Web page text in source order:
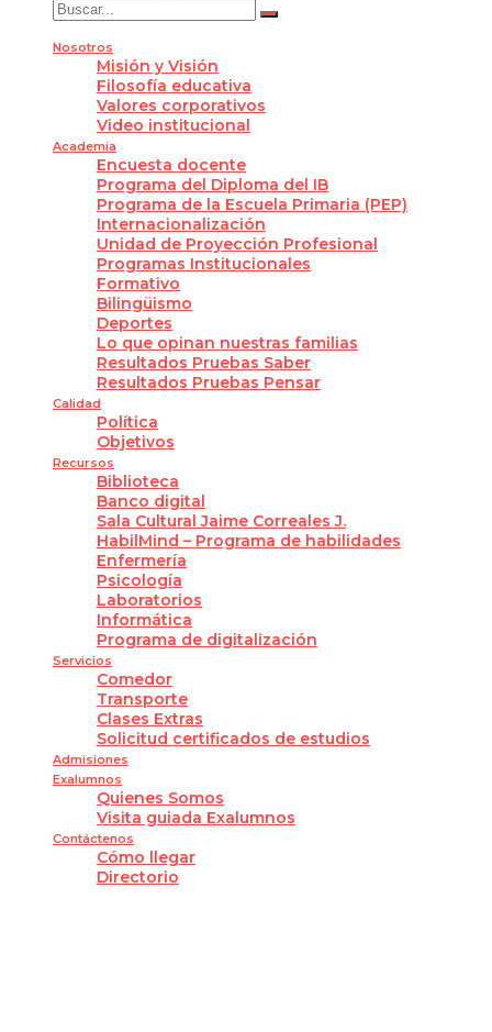
Nosotros
Misión y Visión
Filosofía educativa
Valores corporativos
Video institucional
Academia
Encuesta docente
Programa del Diploma del IB
Programa de la Escuela Primaria (PEP)
Internacionalización
Unidad de Proyección Profesional
Programas Institucionales
Formativo
Bilingüismo
Deportes
Lo que opinan nuestras familias
Resultados Pruebas Saber
Resultados Pruebas Pensar
Calidad
Política
Objetivos
Recursos
Biblioteca
Banco digital
Sala Cultural Jaime Correales J.
HabilMind – Programa de habilidades
Enfermería
Psicología
Laboratorios
Informática
Programa de digitalización
Servicios
Comedor
Transporte
Clases Extras
Solicitud certificados de estudios
Admisiones
Exalumnos
Quienes Somos
Visita guiada Exalumnos
Contáctenos
Cómo llegar
Directorio